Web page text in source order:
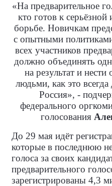
«На предварительное
кто готов к серьёзной
борьбе. Новичкам
с опытными
всех участников
должно объединять
на результат и нести
людьми, как это всегда
Россия», -
федерального
голосования
До 29 мая идёт
которые в последнюю
голоса за своих
предварительного
зарегистрированы 4,3